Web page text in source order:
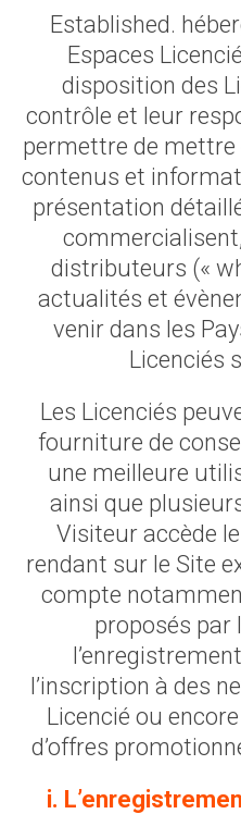
Established.
Espaces
disposition des
contrôle et leur
permettre de mettre
contenus et
présentation
distributeurs («
actualités et
venir dans les
Licenciés
Les Licenciés
fourniture de
une meilleure
ainsi que
Visiteur accède
rendant sur le Site
compte
proposés par
l’inscription à des
Licencié ou
d’offres
i.